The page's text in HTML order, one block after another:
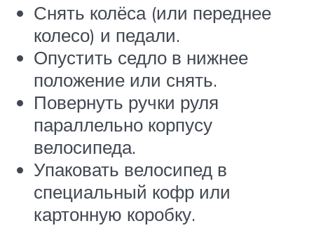
Снять колёса (или переднее
колесо) и педали.
Опустить седло в нижнее
положение или снять.
Повернуть ручки руля
параллельно корпусу
велосипеда.
Упаковать велосипед в
специальный кофр или
картонную коробку.